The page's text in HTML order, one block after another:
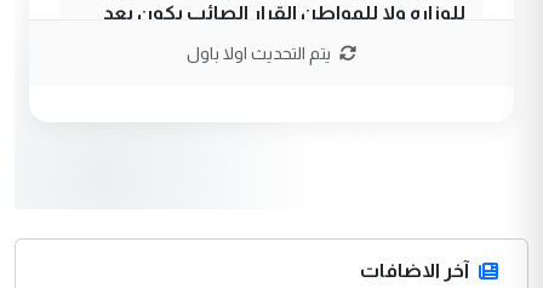
للوزاره ولا للمواطن القرار الصائب يكون بعد
جنسية الرافد الثالث للعراق ومن اصول عريقة
ابا فرات ...
يتم التحديث اولا باول
آخر الاضافات